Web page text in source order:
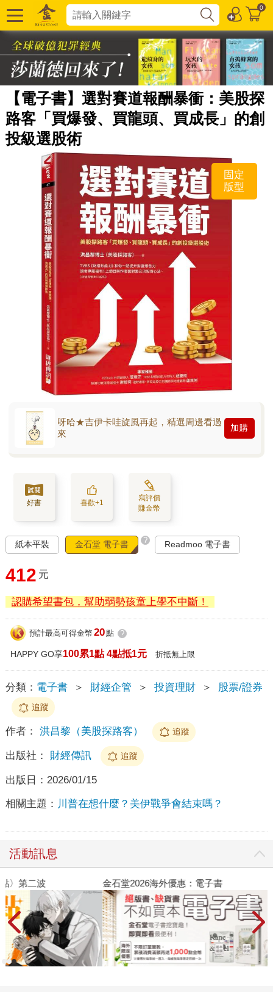
0
【電子書】選對賽道報酬暴衝：美股探
路客「買爆發、買龍頭、買成長」的創
投級選股術
固定
版型
呀哈★吉伊卡哇旋風再起，精選周邊看過
來
加購
好書 喜歡+1
寫評價
賺金幣
紙本平裝 金石堂 電子書 ? Readmoo 電子書
412 元
認購希望書包，幫助弱勢孩童上學不中斷！
預計最高可得金幣 20點 ?
HAPPY GO享100累1點 4點抵1元 折抵無上限
分類： 電子書 ＞ 財經企管 ＞ 投資理財 ＞ 股票/證券
追蹤
作者： 洪昌黎（美股探路客） 追蹤
出版社： 財經傳訊 追蹤
出版日： 2026/01/15
相關主題： 川普在想什麼？美伊戰爭會結束嗎？
活動訊息
金石堂2026海外優惠：電子書